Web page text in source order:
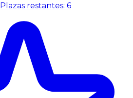
Plazas restantes: 6